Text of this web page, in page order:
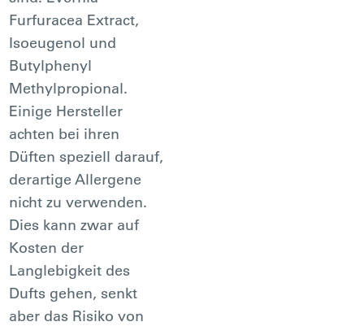
Furfuracea Extract,
Isoeugenol und
Butylphenyl
Methylpropional.
Einige Hersteller
achten bei ihren
Düften speziell darauf,
derartige Allergene
nicht zu verwenden.
Dies kann zwar auf
Kosten der
Langlebigkeit des
Dufts gehen, senkt
aber das Risiko von